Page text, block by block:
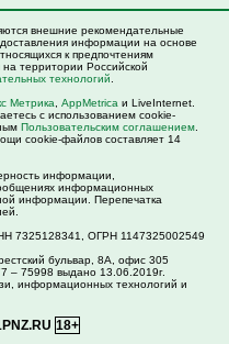
внешние рекомендательные
информации на основе
к предпочтениям
территории Российской
технологий
Метрика AppMetrica и LiveInternet.
с использованием cookie-
Пользовательским соглашением
cookie-файлов составляет 14
информации,
информационных
информации. Перепечатка
7325128341, ОГРН 1147325002549
бульвар, 8А, офис 305
– 75998 выдано 13.06.2019г.
информационных технологий и
18+